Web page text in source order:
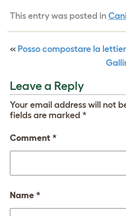
This entry was posted in
« Posso compostare la
Leave a Reply
Your email address will not
fields are marked *
Comment *
Name *